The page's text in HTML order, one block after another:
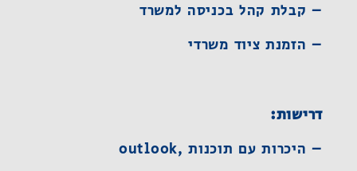
– קבלת קהל בכניסה למשרד
– הזמנת ציוד משרדי
דרישות:
– היכרות עם תוכנות outlook,